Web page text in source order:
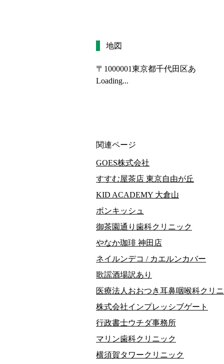
地図
〒1000001東京都千代田区あ
Loading...
関連ページ
GOES株式会社
すすむ屋茶店 東京自由が丘
KID ACADEMY 大倉山
ボンキッシュ
御茶園通り歯科クリニック
やなか珈琲 神田店
ネイルンデコ / カエルンカバー
歌謡酒場訳あり
医療法人おおつき耳鼻咽喉科クリ
株式会社インプレッシブゲート
行政書士ウチダ事務所
マリン歯科クリニック
横須賀タワークリニック